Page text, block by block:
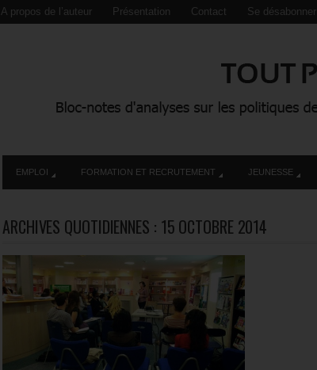
A propos de l’auteur Présentation Contact Se désabonner
EMPLOI FORMATION ET RECRUTEMENT JEUNESSE
ARCHIVES QUOTIDIENNES : 15 OCTOBRE 2014